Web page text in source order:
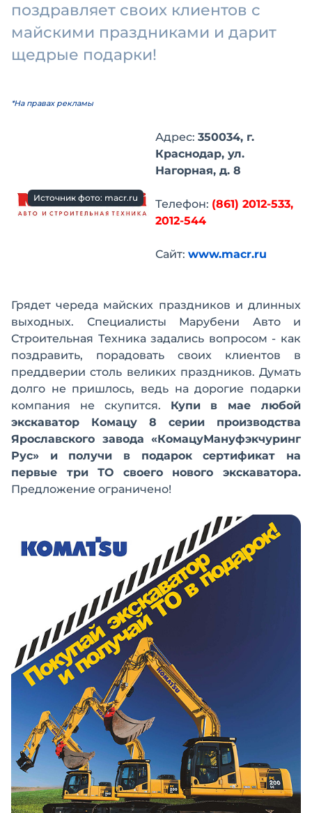
поздравляет своих клиентов с
майскими праздниками и дарит
щедрые подарки!
*На правах рекламы
Источник фото: macr.ru
Адрес: 350034, г.
Краснодар, ул.
Нагорная, д. 8
Телефон: (861) 2012-533,
2012-544
Сайт: www.macr.ru
Грядет череда майских праздников и длинных
выходных. Специалисты Марубени Авто и
Строительная Техника задались вопросом - как
поздравить, порадовать своих клиентов в
преддверии столь великих праздников. Думать
долго не пришлось, ведь на дорогие подарки
компания не скупится. Купи в мае любой
экскаватор Комацу 8 серии производства
Ярославского завода «КомацуМануфэкчуринг
Рус» и получи в подарок сертификат на
первые три ТО своего нового экскаватора.
Предложение ограничено!